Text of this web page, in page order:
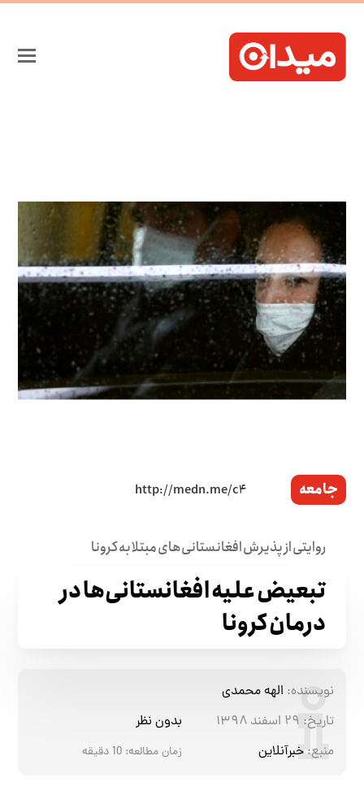
جامعه
روایتی از پذیرش افغانستانی‌های مبتلا به کرونا
تبعیض علیه افغانستانی‌ها در
درمان کرونا
نویسنده: الهه محمدی
تاریخ: ۲۹ اسفند ۱۳۹۸
بدون نظر
منبع: خبرآنلاین زمان مطالعه: 10دقیقه